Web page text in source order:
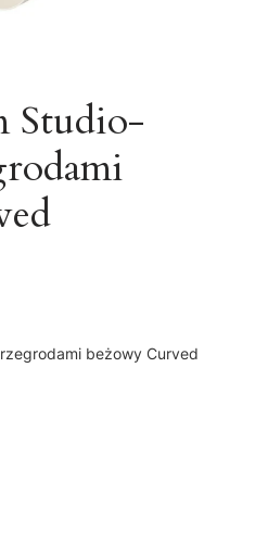
Studio-
beżowy Curved